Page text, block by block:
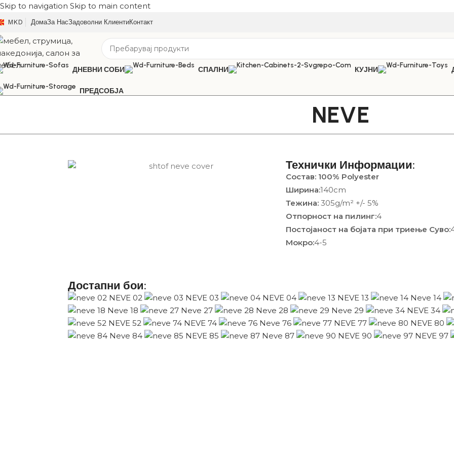
Skip to navigation Skip to main content
MKD ДомаЗа НасЗадоволни КлиентиКонтакт
ДНЕВНИ СОБИ СПАЛНИ КУЈНИ
ПРЕДСОБЈА
NEVE
Технички Информации:
Состав: 100% Polyester
Ширина:140cm
Тежина: 305g/m² +/- 5%
Отпорност на пилинг:4
Постојаност на бојата при триење Суво:
Мокро:4-5
Достапни бои: